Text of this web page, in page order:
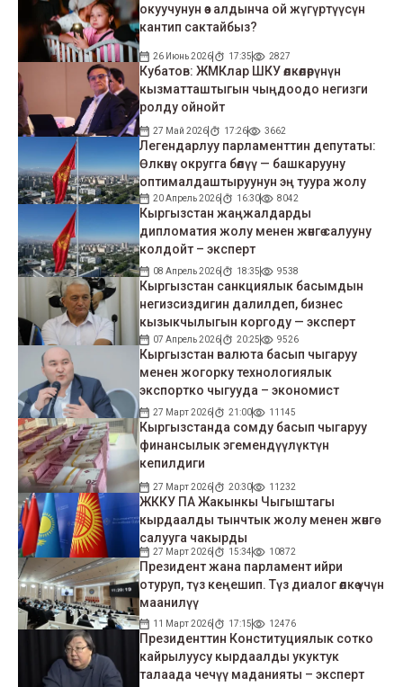
окуучунун өз алдынча ой жүгүртүүсүн
кантип сактайбыз?
26 Июнь 2026 17:35 2827
Кубатов: ЖМКлар ШКУ өлкөлөрүнүн
кызматташтыгын чыңдоодо негизги
ролду ойнойт
27 Май 2026 17:26 3662
Легендарлуу парламенттин депутаты:
Өлкөнү округга бөлүү — башкарууну
оптималдаштыруунун эң туура жолу
20 Апрель 2026 16:30 8042
Кыргызстан жаңжалдарды
дипломатия жолу менен жөнгө салууну
колдойт – эксперт
08 Апрель 2026 18:35 9538
Кыргызстан санкциялык басымдын
негизсиздигин далилдеп, бизнес
кызыкчылыгын коргоду — эксперт
07 Апрель 2026 20:25 9526
Кыргызстан валюта басып чыгаруу
менен жогорку технологиялык
экспортко чыгууда – экономист
27 Март 2026 21:00 11145
Кыргызстанда сомду басып чыгаруу
финансылык эгемендүүлүктүн
кепилдиги
27 Март 2026 20:30 11232
ЖККУ ПА Жакынкы Чыгыштагы
кырдаалды тынчтык жолу менен жөнгө
салууга чакырды
27 Март 2026 15:34 10872
Президент жана парламент ийри
отуруп, түз кеңешип. Түз диалог өлкө үчүн
маанилүү
11 Март 2026 17:15 12476
Президенттин Конституциялык сотко
кайрылуусу кырдаалды укуктук
талаада чечүү маданияты – эксперт